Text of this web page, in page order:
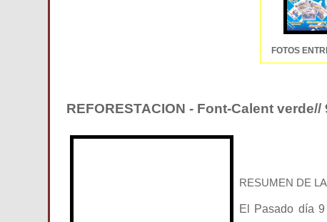
FOTOS
REFORESTACION - Font-Calent
RESUMEN DE
El Pasado día